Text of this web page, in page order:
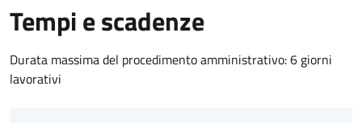
Tempi e scadenze
Durata massima del procedimento amministrativo: 6 giorni
lavorativi